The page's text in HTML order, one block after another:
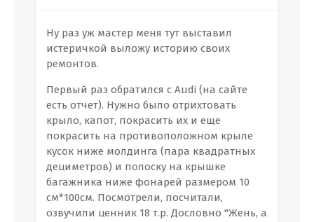
Ну раз уж мастер меня тут выставил
истеричкой выложу историю своих
ремонтов.
Первый раз обратился с Audi (на сайте
есть отчет). Нужно было отрихтовать
крыло, капот, покрасить их и еще
покрасить на противоположном крыле
кусок ниже молдинга (пара квадратных
дециметров) и полоску на крышке
багажника ниже фонарей размером 10
см*100см. Посмотрели, посчитали,
озвучили ценник 18 т.р. Дословно "Жень, а